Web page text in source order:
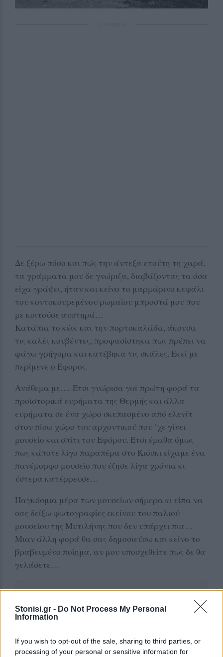
Stonisi.gr - Do Not Process My Personal
Information
If you wish to opt-out of the sale, sharing to third parties, or
processing of your personal or sensitive information for
Δε ξέρω πόσο και πώς την άντεξα ετούτη τη χαρά,
τα γράμματα μου δε γνώριζα, διαβάζοντας τα όσα
είχα γράψει, ήταν και κείνο το μαρμάρινο κεφάλι
του κοντοκουρεμένου ρωμαίου μπροστά μου που
με κοιτούσε αυστηρά…
Κατάπια το κέικ και την πορτοκαλάδα, άκουσα
τις καλές κουβέντες, προφασίστηκα πως πρέπει να
φάγω γρήγορα και κατέβηκα τις σκάλες. Εκεί με
περίμενε ο Έφορος.
Ανάθεμα με…. Έτσι γνώρισα για πρώτη φορά τα
προϊστορικά ευρήματα της Θερμής και άλλα
ευρήματα σε ένα χώρο σκεπασμένο από ελενίτ
στον πίσω χώρο του αρχοντικού που ‘χε γίνει
μουσείο και σπίτι του Εφόρου. Έτσι έμαθα όμως
πως κάποτε λίγο παραπέρα στο Κιόσκι είχαμε ένα
πανέμορφο μουσείο που έζησε λίγα χρόνια κι
ύστερα κατέρρευσε…
Παγκόσμια μέρα των μουσείων σήμερα κι είπα να
σας δείξω φωτογραφίες εκείνου του παλιού
μουσείου της Μυτιλήνης που δεν υπάρχει πια…
Μιαν άλλη φορά θα σας δημοσιεύσω και κείνο το
βραβευμένο ποίημα, αν μου υποσχεθείτε πως δε θα
γελάσετε…